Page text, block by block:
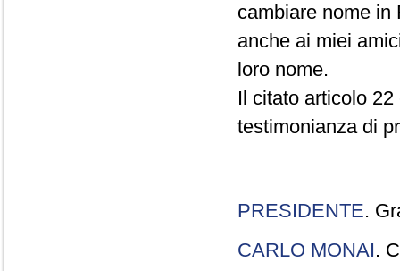
cambiare nome in
anche ai miei
loro nome.
Il citato articolo
testimonianza di
PRESIDENTE.
CARLO MONAI.